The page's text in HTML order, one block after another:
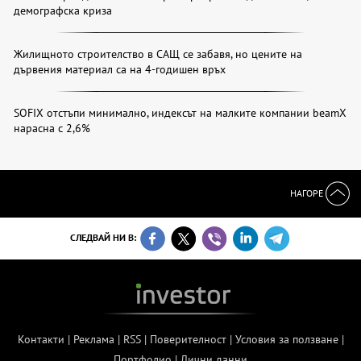
демографска криза
Жилищното строителство в САЩ се забавя, но цените на
дървения материал са на 4-годишен връх
SOFIX отстъпи минимално, индексът на малките компании beamX
нарасна с 2,6%
НАГОРЕ
СЛЕДВАЙ НИ В:
Контакти | Реклама | RSS| Поверителност| Условия за ползване|